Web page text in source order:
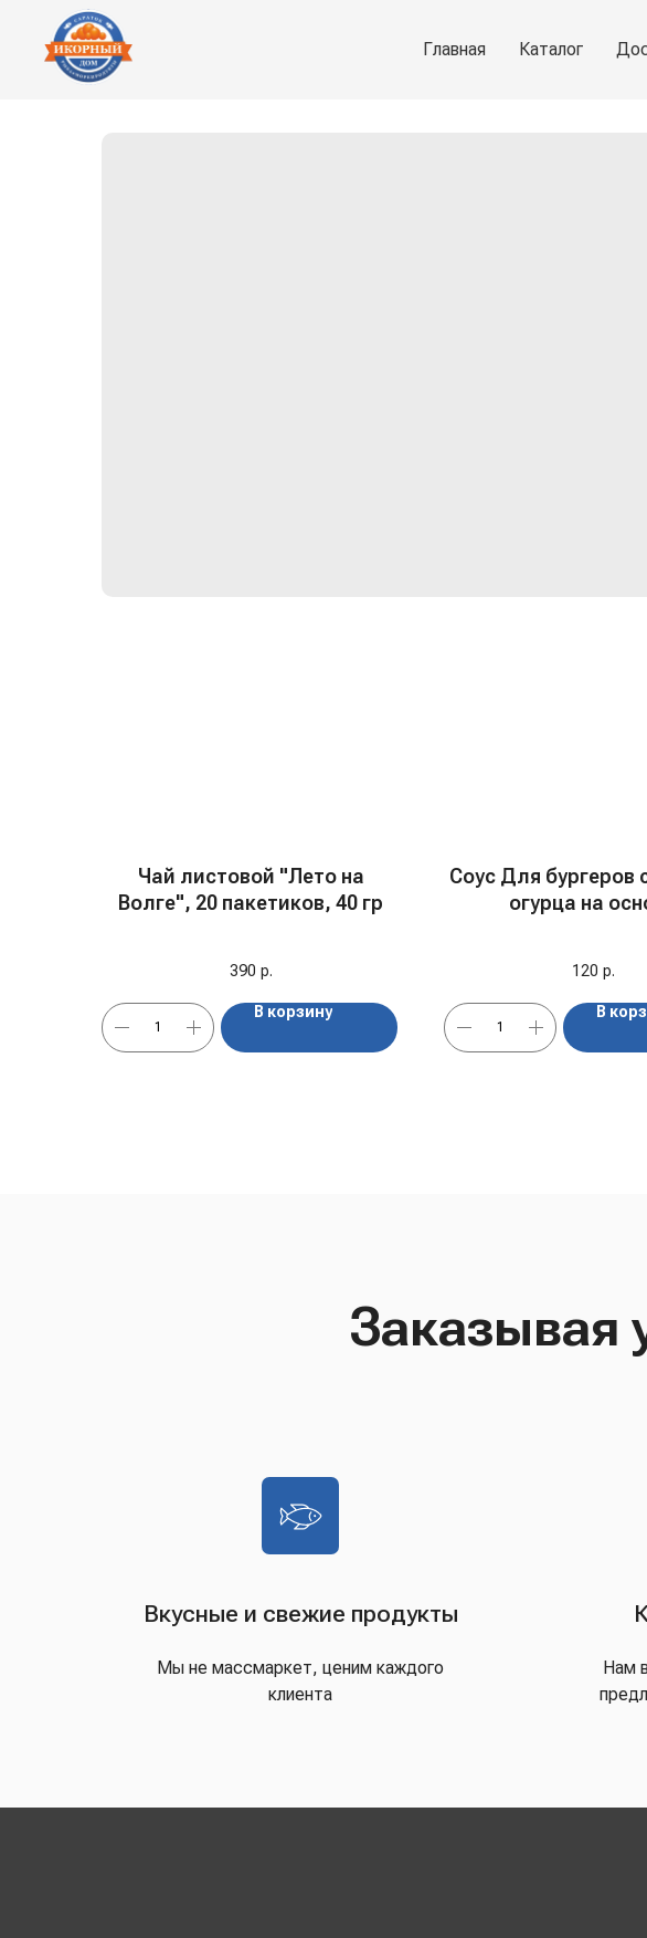
Главная Каталог
Чай листовой "Лето на
Волге", 20 пакетиков, 40 гр
390 р.
В корзину
Соус Для бургеров
огурца на
120 р.
В
Заказывая
Вкусные и свежие продукты
Мы не массмаркет, ценим каждого
клиента
Нам